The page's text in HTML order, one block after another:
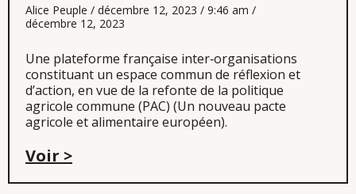
Alice Peuple décembre 12, 2023
9:46 am
décembre 12, 2023
Une plateforme française inter‐organisations
constituant un espace commun de réflexion et
d’action, en vue de la refonte de la politique
agricole commune (PAC) (Un nouveau pacte
agricole et alimentaire européen).
Voir >